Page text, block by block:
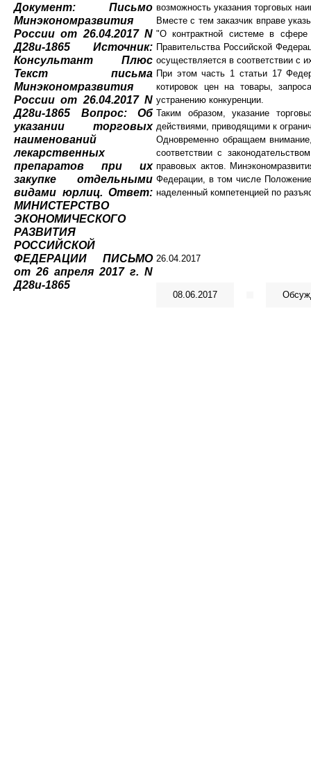
возможность указания торговых
Вместе с тем заказчик вправе
"О контрактной системе в сфере
Правительства Российской
осуществляется в соответствии с
При этом часть 1 статьи 17
котировок цен на товары,
устранению конкуренции.
Таким образом, указание
действиями, приводящими к
Одновременно обращаем
соответствии с
правовых актов.
Федерации, в том числе
наделенный компетенцией по
26.04.2017
08.06.2017